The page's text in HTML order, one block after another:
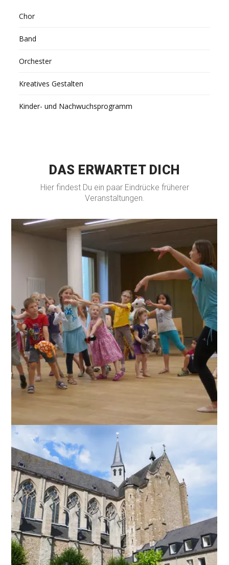
Chor
Band
Orchester
Kreatives Gestalten
Kinder- und Nachwuchsprogramm
DAS ERWARTET DICH
Hier findest Du ein paar Eindrücke früherer
Veranstaltungen.
ANZEIGEN
ANZEIGEN